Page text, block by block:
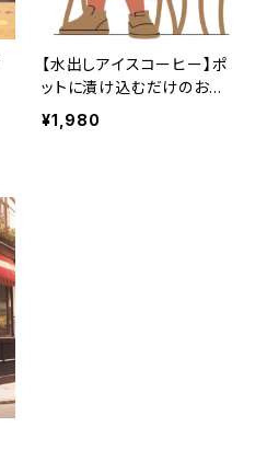
【水出しアイスコーヒー】ポ
ットに漬け込むだけのお手
軽バック３袋セット
¥1,980